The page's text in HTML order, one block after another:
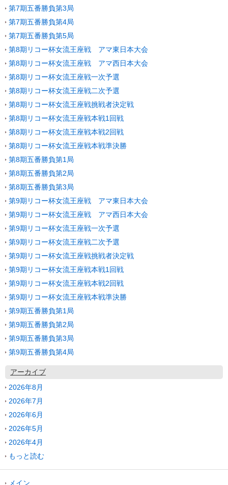
第7期五番勝負第3局
第7期五番勝負第4局
第7期五番勝負第5局
第8期リコー杯女流王座戦 アマ東日本大会
第8期リコー杯女流王座戦 アマ西日本大会
第8期リコー杯女流王座戦一次予選
第8期リコー杯女流王座戦二次予選
第8期リコー杯女流王座戦挑戦者決定戦
第8期リコー杯女流王座戦本戦1回戦
第8期リコー杯女流王座戦本戦2回戦
第8期リコー杯女流王座戦本戦準決勝
第8期五番勝負第1局
第8期五番勝負第2局
第8期五番勝負第3局
第9期リコー杯女流王座戦 アマ東日本大会
第9期リコー杯女流王座戦 アマ西日本大会
第9期リコー杯女流王座戦一次予選
第9期リコー杯女流王座戦二次予選
第9期リコー杯女流王座戦挑戦者決定戦
第9期リコー杯女流王座戦本戦1回戦
第9期リコー杯女流王座戦本戦2回戦
第9期リコー杯女流王座戦本戦準決勝
第9期五番勝負第1局
第9期五番勝負第2局
第9期五番勝負第3局
第9期五番勝負第4局
アーカイブ
2026年8月
2026年7月
2026年6月
2026年5月
2026年4月
もっと読む
メイン